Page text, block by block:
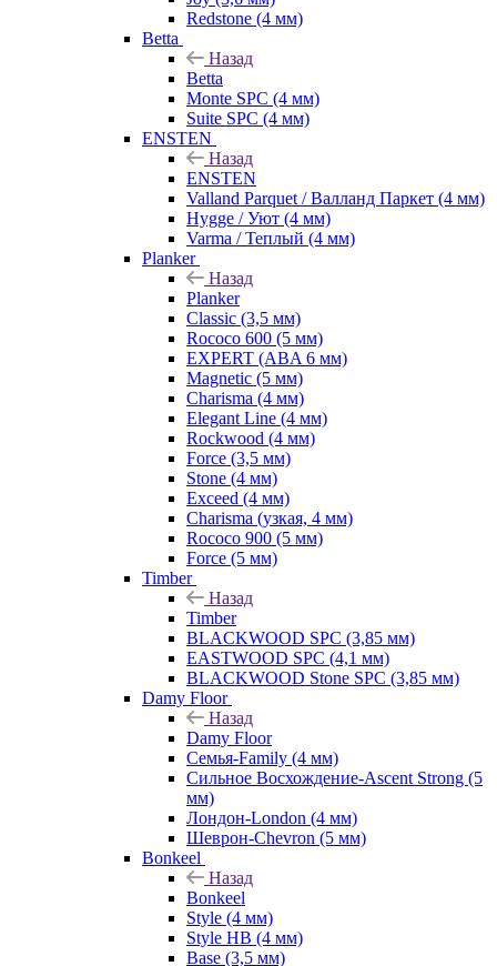
Redstone (4 мм)
Betta
Назад
Betta
Monte SPC (4 мм)
Suite SPC (4 мм)
ENSTEN
Назад
ENSTEN
Valland Parquet / Валланд Паркет (4 мм)
Hygge / Уют (4 мм)
Varma / Теплый (4 мм)
Planker
Назад
Planker
Classic (3,5 мм)
Rococo 600 (5 мм)
EXPERT (ABA 6 мм)
Magnetic (5 мм)
Charisma (4 мм)
Elegant Line (4 мм)
Rockwood (4 мм)
Force (3,5 мм)
Stone (4 мм)
Exceed (4 мм)
Charisma (узкая, 4 мм)
Rococo 900 (5 мм)
Force (5 мм)
Timber
Назад
Timber
BLACKWOOD SPC (3,85 мм)
EASTWOOD SPC (4,1 мм)
BLACKWOOD Stone SPC (3,85 мм)
Damy Floor
Назад
Damy Floor
Семья-Family (4 мм)
Сильное Восхождение-Ascent Strong (5
мм)
Лондон-London (4 мм)
Шеврон-Chevron (5 мм)
Bonkeel
Назад
Bonkeel
Style (4 мм)
Style HB (4 мм)
Base (3,5 мм)